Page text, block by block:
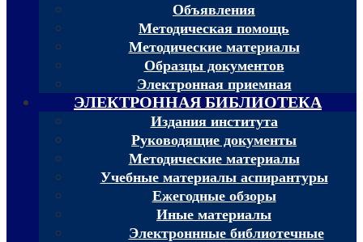
Объявления
Методическая помощь
Методические материалы
Образцы документов
Электронная приемная
ЭЛЕКТРОННАЯ БИБЛИОТЕКА
Издания института
Руководящие документы
Методические материалы
Учебные материалы аспирантуры
Ежегодные обзоры
Иные материалы
Электроннные библиотечные